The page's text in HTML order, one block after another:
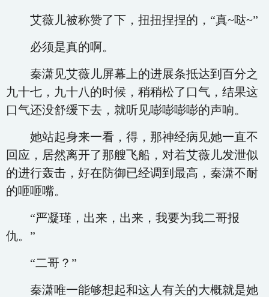
艾薇儿被称赞了下，扭扭捏捏的，“真~哒~”
必须是真的啊。
秦潇见艾薇儿屏幕上的进展条抵达到百分之
九十七，九十八的时候，稍稍松了口气，结果这
口气还没舒缓下去，就听见嘭嘭嘭嘭的声响。
她站起身来一看，得，那神经病见她一直不
回应，居然离开了那艘飞船，对着艾薇儿发泄似
的进行轰击，好在防御已经调到最高，秦潇不耐
的咂咂嘴。
“严凝瑾，出来，出来，我要为我二哥报
仇。”
“二哥？”
秦潇唯一能够想起和这人有关的大概就是她